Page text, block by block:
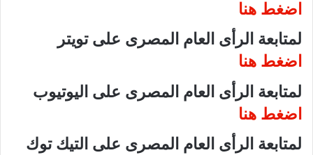
اضغط هنا
لمتابعة الرأى العام المصرى على تويتر
اضغط هنا
لمتابعة الرأى العام المصرى على اليوتيوب
اضغط هنا
لمتابعة الرأى العام المصرى على التيك توك